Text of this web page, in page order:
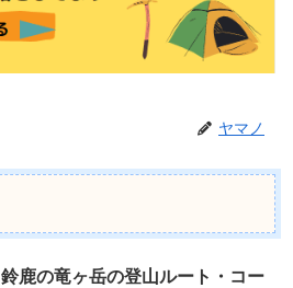
ヤマノ
鈴鹿の竜ヶ岳の登山ルート・コー